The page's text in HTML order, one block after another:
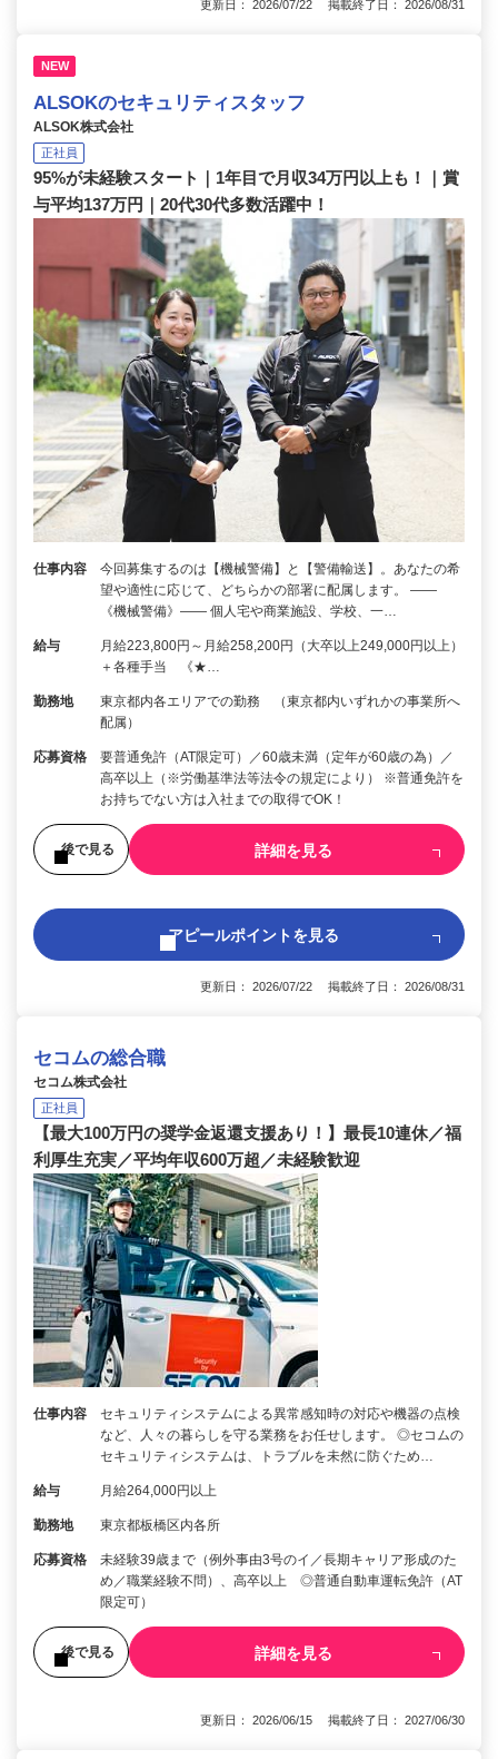
更新日： 2026/07/22 掲載終了日： 2026/08/31
NEW
ALSOKのセキュリティスタッフ
ALSOK株式会社
正社員
95%が未経験スタート｜1年目で月収34万円以上も！｜賞
与平均137万円｜20代30代多数活躍中！
仕事内容
今回募集するのは【機械警備】と【警備輸送】。あなたの希
望や適性に応じて、どちらかの部署に配属します。 ――
《機械警備》―― 個人宅や商業施設、学校、一…
給与
月給223,800円～月給258,200円（大卒以上249,000円以上）
＋各種手当 《★…
勤務地
東京都内各エリアでの勤務 （東京都内いずれかの事業所へ
配属）
応募資格
要普通免許（AT限定可）／60歳未満（定年が60歳の為）／
高卒以上（※労働基準法等法令の規定により） ※普通免許を
お持ちでない方は入社までの取得でOK！
後で見る 詳細を見る
アピールポイントを見る
更新日： 2026/07/22 掲載終了日： 2026/08/31
セコムの総合職
セコム株式会社
正社員
【最大100万円の奨学金返還支援あり！】最長10連休／福
利厚生充実／平均年収600万超／未経験歓迎
仕事内容
セキュリティシステムによる異常感知時の対応や機器の点検
など、人々の暮らしを守る業務をお任せします。 ◎セコムの
セキュリティシステムは、トラブルを未然に防ぐため…
給与 月給264,000円以上
勤務地 東京都板橋区内各所
応募資格
未経験39歳まで（例外事由3号のイ／長期キャリア形成のた
め／職業経験不問）、高卒以上 ◎普通自動車運転免許（AT
限定可）
後で見る 詳細を見る
更新日： 2026/06/15 掲載終了日： 2027/06/30